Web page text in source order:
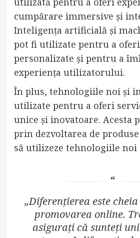
cumpărare immersive și
Inteligența artificială și
pot fi utilizate pentru a
personalizate și pentru a
experiența utilizatorului.
În plus, tehnologiile noi și
utilizate pentru a oferi
unice și inovatoare. Acesta
prin dezvoltarea de
să utilizeze tehnologiile noi
„Diferențierea este
promovarea online.
asigurați că sunteți